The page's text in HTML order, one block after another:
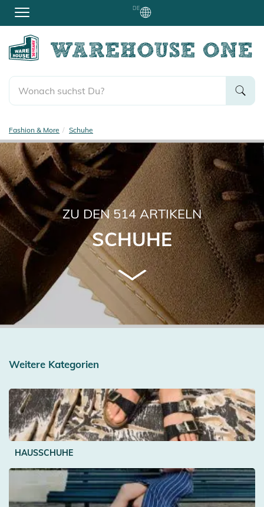
DE
Fashion & More Schuhe
ZU DEN514ARTIKELN
SCHUHE
Weitere Kategorien
HAUSSCHUHE